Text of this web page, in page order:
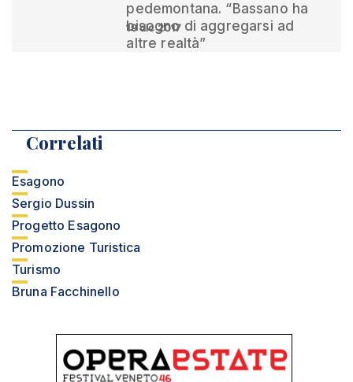
pedemontana. “Bassano ha
bisogno di aggregarsi ad
altre realtà”
19 dic 2017
Correlati
Esagono
Sergio Dussin
Progetto Esagono
Promozione Turistica
Turismo
Bruna Facchinello